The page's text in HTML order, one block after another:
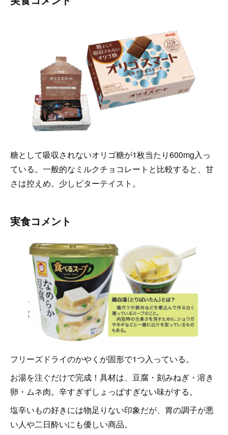
糖として吸収されないオリゴ糖が1枚当たり600mg入っ
ている。一般的なミルクチョコレートと比較すると、甘
さは控えめ。少しビターテイスト。
実食コメント
フリーズドライのかやくが固形で1つ入っている。
お湯を注ぐだけで完成！具材は、豆腐・刻みねぎ・溶き
卵・ムネ肉。辛すぎずしょっぱすぎない味がする。
塩辛いもの好きには物足りない印象だが、胃の調子が悪
い人や二日酔いにも優しい商品。